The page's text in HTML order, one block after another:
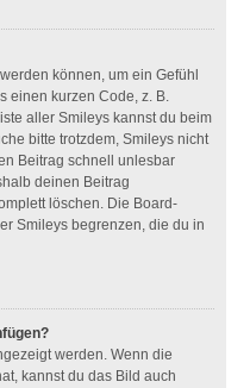
können, um ein Gefühl
einen kurzen Code, z. B.
aller Smileys kannst du beim
bitte trotzdem, Smileys nicht
Beitrag schnell unlesbar
deinen Beitrag
löschen. Die Board-
Smileys begrenzen, die du in
werden. Wenn die
kannst du das Bild auch